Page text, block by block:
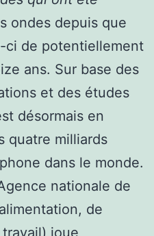
ondes depuis que
ci de potentiellement
ans. Sur base des
et des études
désormais en
quatre milliards
dans le monde.
nationale de
de
joue